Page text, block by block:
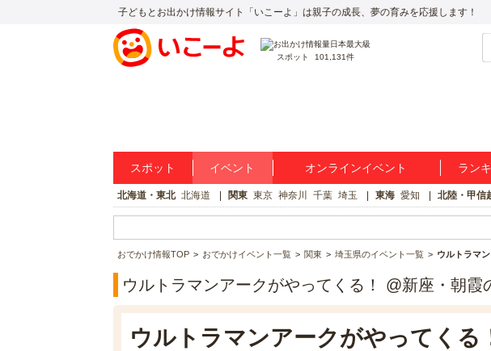
子どもとお出かけ情報サイト「いこーよ」は親子の成長、夢の育みを応援します！
スポット 101,131件
スポット イベント オンラインイベント ラン
北海道・東北 北海道 関東 東京 神奈川 千葉 埼玉 東海 愛知 北陸・甲信
おでかけ情報TOP おでかけイベント一覧 関東 埼玉県のイベント一覧 ウルトラマ
ウルトラマンアークがやってくる！ @新座・朝霞
ウルトラマンアークがやってくる